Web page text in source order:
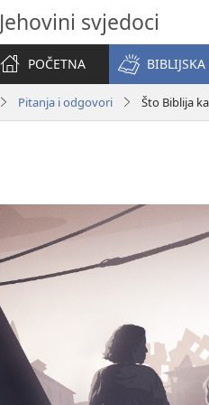
Jehovini svjedoci
POČETNA
BIBLIJSKA
Pitanja i odgovori Što Biblija